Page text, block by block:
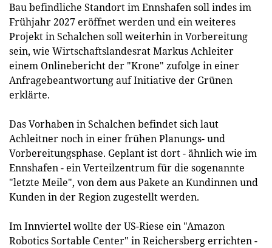
Bau befindliche Standort im Ennshafen soll indes im
Frühjahr 2027 eröffnet werden und ein weiteres
Projekt in Schalchen soll weiterhin in Vorbereitung
sein, wie Wirtschaftslandesrat Markus Achleiter
einem Onlinebericht der "Krone" zufolge in einer
Anfragebeantwortung auf Initiative der Grünen
erklärte.
Das Vorhaben in Schalchen befindet sich laut
Achleitner noch in einer frühen Planungs- und
Vorbereitungsphase. Geplant ist dort - ähnlich wie im
Ennshafen - ein Verteilzentrum für die sogenannte
"letzte Meile", von dem aus Pakete an Kundinnen und
Kunden in der Region zugestellt werden.
Im Innviertel wollte der US-Riese ein "Amazon
Robotics Sortable Center" in Reichersberg errichten -